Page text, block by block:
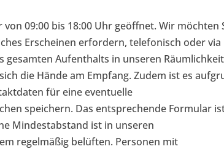
09:00 bis 18:00 Uhr geöffnet. Wir möchten
Erscheinen erfordern, telefonisch oder via
Aufenthalts in unseren
die Hände am Empfang. Zudem ist es
für eine eventuelle
speichern. Das entsprechende Formular
Mindestabstand ist in unseren
regelmäßig belüften. Personen mit